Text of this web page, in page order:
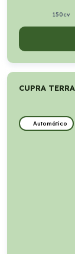
150cv
CUPRA
Automático